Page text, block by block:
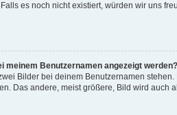
es noch nicht existiert, würden wir uns
meinem Benutzernamen angezeigt werden?
Bilder bei deinem Benutzernamen
Das andere, meist größere, Bild wird auch